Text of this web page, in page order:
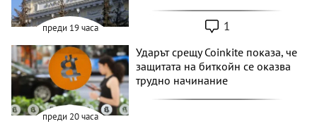
преди 19 часа 1
преди 20 часа
Ударът срещу Coinkite показа, че
защитата на биткойн се оказва
трудно начинание